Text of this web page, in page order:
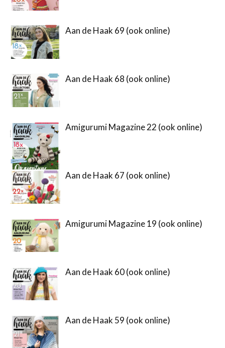
Aan de Haak 69 (ook online)
Aan de Haak 68 (ook online)
Amigurumi Magazine 22 (ook online)
Aan de Haak 67 (ook online)
Amigurumi Magazine 19 (ook online)
Aan de Haak 60 (ook online)
Aan de Haak 59 (ook online)